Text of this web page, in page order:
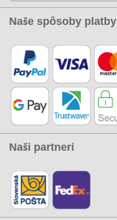
Naše spôsoby platby
Naši partneri